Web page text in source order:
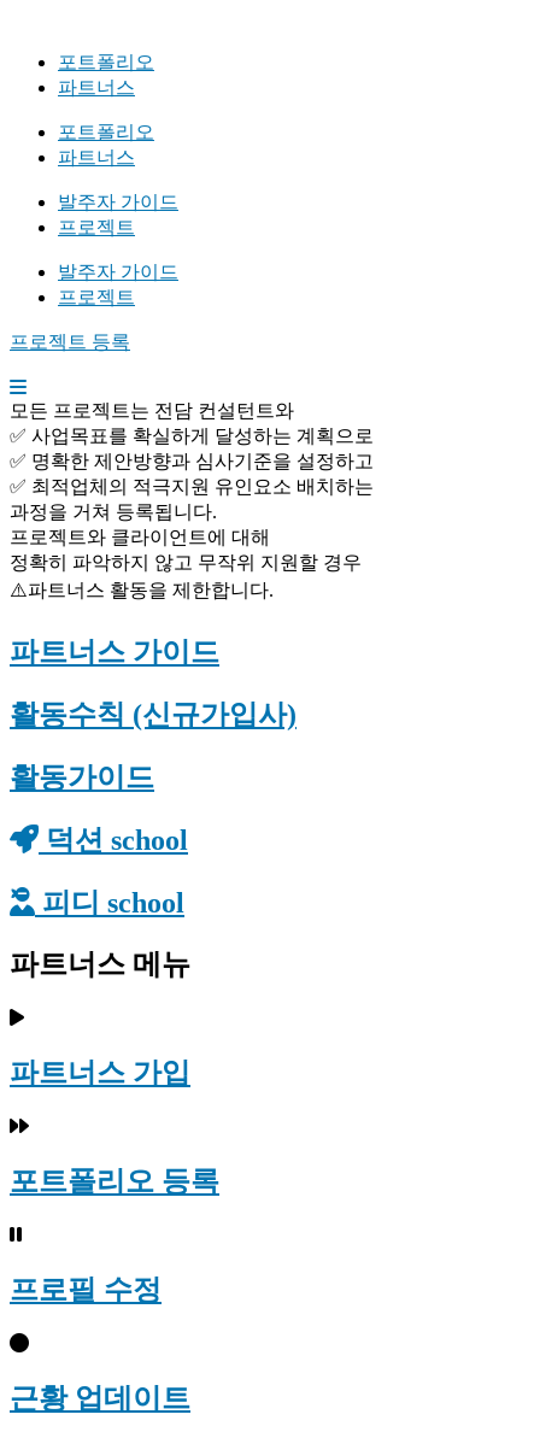
포트폴리오
파트너스
포트폴리오
파트너스
발주자 가이드
프로젝트
발주자 가이드
프로젝트
프로젝트 등록
모든 프로젝트는 전담 컨설턴트와
✅ 사업목표를 확실하게 달성하는 계획으로
✅ 명확한 제안방향과 심사기준을 설정하고
✅ 최적업체의 적극지원 유인요소 배치하는
과정을 거쳐 등록됩니다.
프로젝트와 클라이언트에 대해
정확히 파악하지 않고 무작위 지원할 경우
⚠️파트너스 활동을 제한합니다.
파트너스 가이드
활동수칙 (신규가입사)
활동가이드
덕션 school
피디 school
파트너스 메뉴
파트너스 가입
포트폴리오 등록
프로필 수정
근황 업데이트